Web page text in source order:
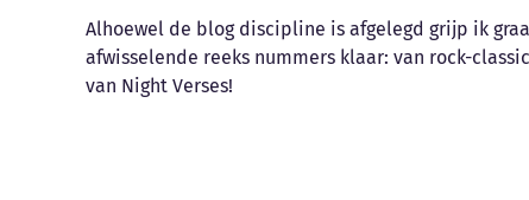
Alhoewel de blog discipline is afgelegd grijp ik
afwisselende reeks nummers klaar: van rock-
van Night Verses!